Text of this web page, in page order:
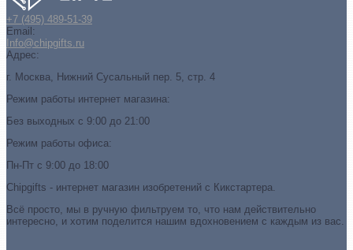
+7 (495) 489-51-39
Email:
Info@chipgifts.ru
Адрес:
г. Москва, Нижний Сусальный пер. 5, стр. 4
Режим работы интернет магазина:
Без выходных с 9:00 до 21:00
Режим работы офиса:
Пн-Пт с 9:00 до 18:00
Chipgifts - интернет магазин изобретений с Кикстартера.
Всё просто, мы в ручную фильтруем то, что нам действительно
интересно, и хотим поделится нашим вдохновением с каждым из вас.